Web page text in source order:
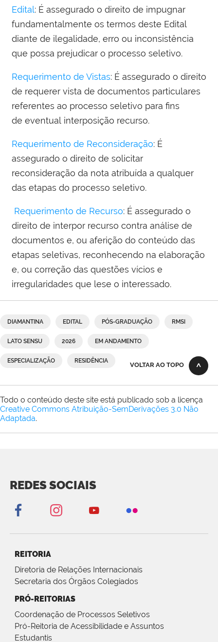
Edital: É assegurado o direito de impugnar
fundamentalmente os termos deste Edital
diante de ilegalidade, erro ou inconsistência
que possa prejudicar o processo seletivo.
Requerimento de Vistas: É assegurado o direito
de requerer vista de documentos particulares
referentes ao processo seletivo para fins
de eventual interposição recurso.
Requerimento de Reconsideração: É
assegurado o direito de solicitar
reconsideração da nota atribuída a qualquer
das etapas do processo seletivo.
Requerimento de Recurso: É assegurado o
direito de interpor recurso contra análise de
documentos e, ou aferição do conteúdo das
etapas seletivas, reconhecendo na elaboração
e, ou correção das questões vícios e
irregularidades que lese o interessado.
DIAMANTINA EDITAL PÓS-GRADUAÇÃO RMSI
LATO SENSU 2026 EM ANDAMENTO
ESPECIALIZAÇÃO RESIDÊNCIA
VOLTAR AO TOPO
Todo o conteúdo deste site está publicado sob a licença
Creative Commons Atribuição-SemDerivações 3.0 Não
Adaptada.
REDES SOCIAIS
REITORIA
Diretoria de Relações Internacionais
Secretaria dos Órgãos Colegiados
PRÓ-REITORIAS
Coordenação de Processos Seletivos
Pró-Reitoria de Acessibilidade e Assuntos
Estudantis